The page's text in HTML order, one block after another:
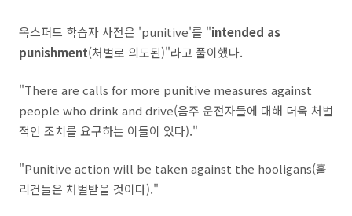
옥스퍼드 학습자 사전은 'punitive'를 "intended as
punishment(처벌로 의도된)"라고 풀이했다.
"There are calls for more punitive measures against
people who drink and drive(음주 운전자들에 대해 더욱 처벌
적인 조치를 요구하는 이들이 있다)."
"Punitive action will be taken against the hooligans(훌
리건들은 처벌받을 것이다)."